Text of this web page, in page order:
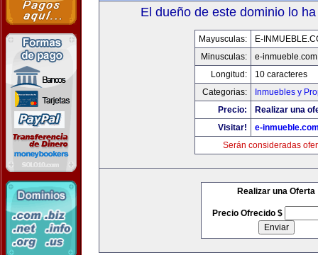
El dueño de este dominio lo
Mayusculas:
E-
Minusculas:
e-inmueble.com
Longitud:
10 caracteres
Categorias:
Inmuebles y
Precio:
Realizar una
Visitar!
e-
Serán consideradas
Realizar una Oferta
Precio Ofrecido $